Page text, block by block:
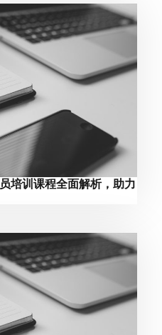
培训课程全面解析，助力